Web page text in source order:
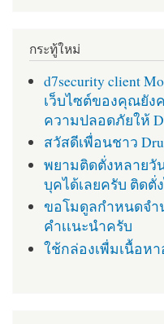
กระทู้ใหม่
d7security client
เว็บไซต์ของคุณยัง
ความปลอดภัยให้
สวัสดีเพื่อนชาว
พยามติดตั่งหลายวัน
บุคได้เลยครับ ติดตั่
ขอโมดูลกำหนดจำ
คำเเนะนำครับ
ใช้กล่องเพื่มเนื้อห